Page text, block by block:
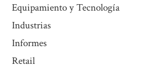
Equipamiento y Tecnología
Industrias
Informes
Retail